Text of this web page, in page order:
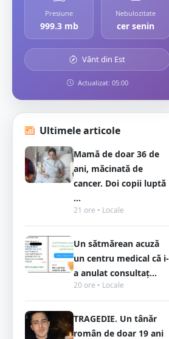
Presiune
999.3 mb
Nebulozitate
cer senin
Vânt din Est
Actualizat: 05:00
Ultimele articole
Mamă de doar 36 de
ani, măcinată de
cancer. Doi copii luptă
...
21 ore • Locale
Un sătmărean acuză
un centru medical că i-
a anulat consultaț...
20 ore • Locale
TRAGEDIE. Un tânăr
român de doar 19 ani